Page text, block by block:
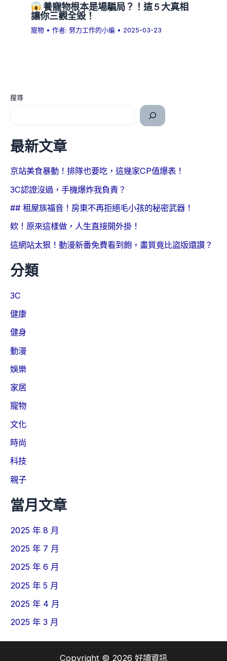
養寵物根本是場騙局？！這 5 大真相
讓你三觀全毀！
寵物 • 作者:努力工作的小編 • 2025-03-23
搜尋
最新文章
京站美食暴動！排隊也要吃，這幾家CP值爆表！
3C認證沒過，手機爆炸我負責？
## 租屋族福音！房東不再拒絕毛小孩的秘密武器！
欸！原來這樣做，人生直接開外掛！
這網站太狠！動漫新番免費看到飽，畫質竟比盜版還讚？
分類
3C
健康
健身
動漫
娛樂
家居
寵物
文化
時尚
科技
親子
當月文章
2025 年 8 月
2025 年 7 月
2025 年 6 月
2025 年 5 月
2025 年 4 月
2025 年 3 月
Copyright © 2026 好讀資訊